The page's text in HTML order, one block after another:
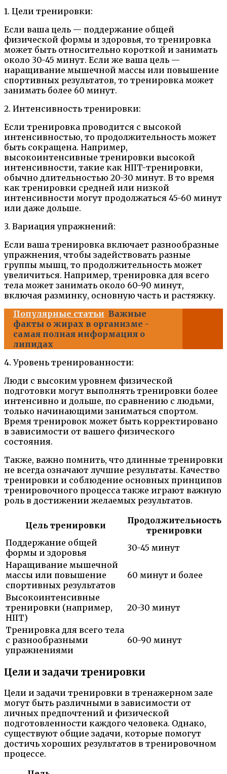
1. Цели тренировки:
Если ваша цель — поддержание общей
физической формы и здоровья, то тренировка
может быть относительно короткой и занимать
около 30-45 минут. Если же ваша цель —
наращивание мышечной массы или повышение
спортивных результатов, то тренировка может
занимать более 60 минут.
2. Интенсивность тренировки:
Если тренировка проводится с высокой
интенсивностью, то продолжительность может
быть сокращена. Например,
высокоинтенсивные тренировки высокой
интенсивности, такие как HIIT-тренировки,
обычно длительностью 20-30 минут. В то время
как тренировки средней или низкой
интенсивности могут продолжаться 45-60 минут
или даже дольше.
3. Вариация упражнений:
Если ваша тренировка включает разнообразные
упражнения, чтобы задействовать разные
группы мышц, то продолжительность может
увеличиться. Например, тренировка для всего
тела может занимать около 60-90 минут,
включая разминку, основную часть и растяжку.
Популярные статьи Важные
факты о жирах в организме -
самая полная информация о
липидах
4. Уровень тренированности:
Люди с высоким уровнем физической
подготовки могут выполнять тренировки более
интенсивно и дольше, по сравнению с людьми,
только начинающими заниматься спортом.
Время тренировок может быть корректировано
в зависимости от вашего физического
состояния.
Также, важно помнить, что длинные тренировки
не всегда означают лучшие результаты. Качество
тренировки и соблюдение основных принципов
тренировочного процесса также играют важную
роль в достижении желаемых результатов.
Цель тренировки
Продолжительность
тренировки
Поддержание общей
формы и здоровья
30-45 минут
Наращивание мышечной
массы или повышение
спортивных результатов
60 минут и более
Высокоинтенсивные
тренировки (например,
HIIT)
20-30 минут
Тренировка для всего тела
с разнообразными
упражнениями
60-90 минут
Цели и задачи тренировки
Цели и задачи тренировки в тренажерном зале
могут быть различными в зависимости от
личных предпочтений и физической
подготовленности каждого человека. Однако,
существуют общие задачи, которые помогут
достичь хороших результатов в тренировочном
процессе.